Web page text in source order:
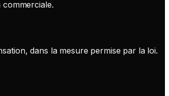
dans la mesure permise par la loi.